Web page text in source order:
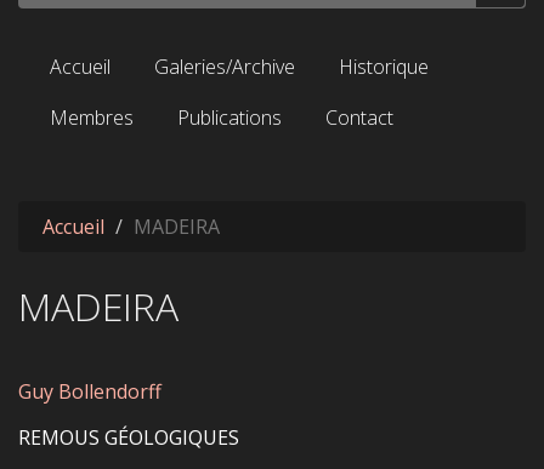
Accueil Galeries/Archive
Historique
Membres
Publications Contact
Accueil MADEIRA
MADEIRA
Guy Bollendorff
REMOUS GÉOLOGIQUES